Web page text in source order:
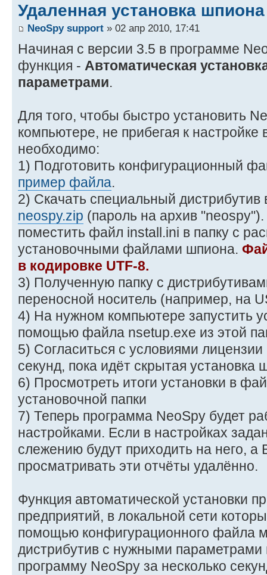
Удаленная установка шпиона
NeoSpy support » 02 апр 2010, 17:41
Начиная с версии 3.5 в программе
функция - Автоматическая
параметрами.
Для того, чтобы быстро установить
компьютере, не прибегая к настройке
необходимо:
1) Подготовить конфигурационный
пример файла.
2) Скачать специальный
neospy.zip (пароль на архив
поместить файл install.ini в папку с
установочными файлами шпиона.
в кодировке UTF-8.
3) Полученную папку с
переносной носитель (например, на
4) На нужном компьютере запустить
помощью файла nsetup.exe из этой
5) Согласиться с условиями
секунд, пока идёт скрытая установка
6) Просмотреть итоги установки в
установочной папки
7) Теперь программа NeoSpy будет
настройками. Если в настройках
слежению будут приходить на него,
просматривать эти отчёты удалённо.
Функция автоматической установки
предприятий, в локальной сети
помощью конфигурационного файла
дистрибутив с нужными параметрами
программу NeoSpy за несколько